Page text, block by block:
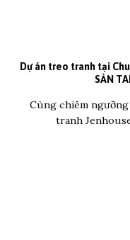
Dự án treo tranh tại
SẢN
Cùng chiêm
tranh